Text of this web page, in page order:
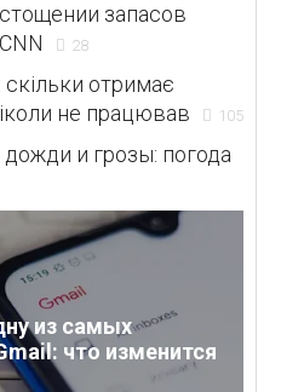
запасов
28
отримає
не працював
105
и грозы: погода
из самых
что изменится